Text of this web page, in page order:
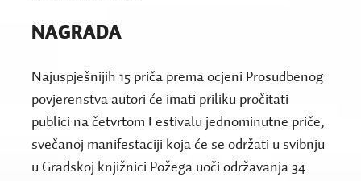
NAGRADA
Najuspješnijih 15 priča prema ocjeni Prosudbenog
povjerenstva autori će imati priliku pročitati
publici na četvrtom Festivalu jednominutne priče,
svečanoj manifestaciji koja će se održati u svibnju
u Gradskoj knjižnici Požega uoči održavanja 34.